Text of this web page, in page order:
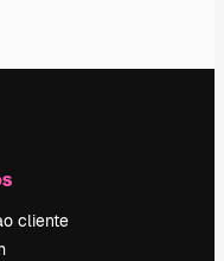
cliente